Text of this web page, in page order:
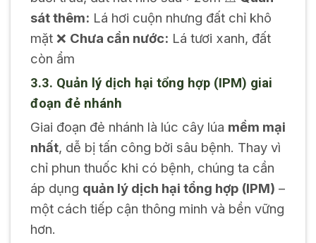
sát thêm: Lá hơi cuộn nhưng đất chỉ khô
mặt ❌ Chưa cần nước: Lá tươi xanh, đất
còn ẩm
3.3. Quản lý dịch hại tổng hợp (IPM) giai
đoạn đẻ nhánh
Giai đoạn đẻ nhánh là lúc cây lúa mềm mại
nhất, dễ bị tấn công bởi sâu bệnh. Thay vì
chỉ phun thuốc khi có bệnh, chúng ta cần
áp dụng quản lý dịch hại tổng hợp (IPM) –
một cách tiếp cận thông minh và bền vững
hơn.